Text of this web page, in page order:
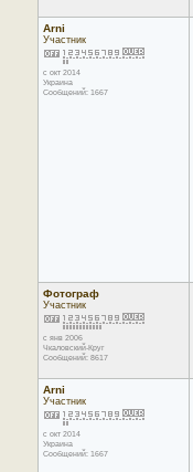
Arni
Участник
с окт 2014
Украина
Сообщений: 1667
Фотограф
Участник
с янв 2006
Чкаловский-Круг
Сообщений: 8617
Arni
Участник
с окт 2014
Украина
Сообщений: 1667